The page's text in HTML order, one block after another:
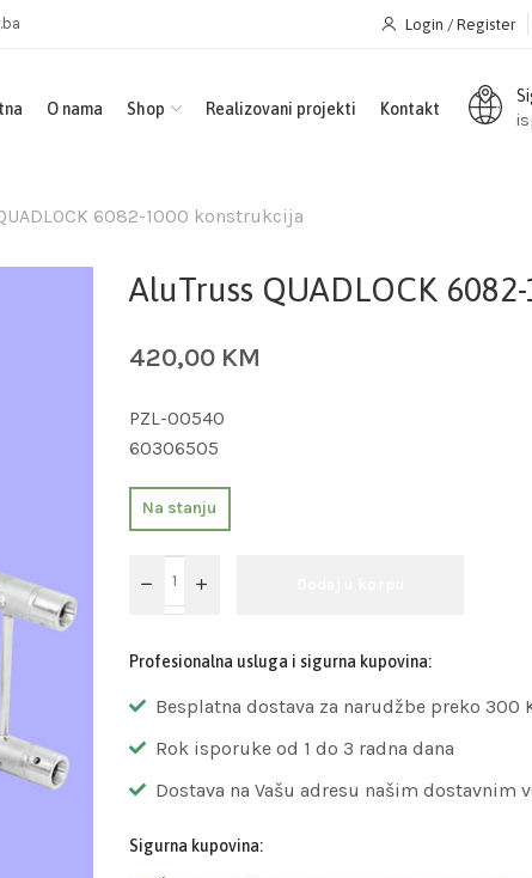
Login / Register
O nama Shop Realizovani projekti Kontakt
6082-1000 konstrukcija
AluTruss QUADLOCK
420,00 KM
PZL-00540
60306505
Na stanju
Profesionalna usluga i sigurna kupovina:
Besplatna dostava za narudžbe preko 300
Rok isporuke od 1 do 3 radna dana
Dostava na Vašu adresu našim dostavnim
Sigurna kupovina: